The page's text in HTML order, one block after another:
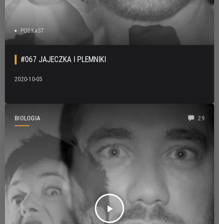
PODKAST
#067 JAJECZKA I PLEMNIKI
2020-10-05
BIOLOGIA
play_arrow
29